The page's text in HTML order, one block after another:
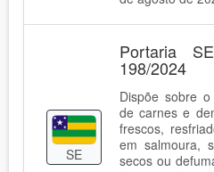
SE
Portaria
198/2024
Dispõe sobre
de carnes e
frescos,
em salmoura,
secos ou